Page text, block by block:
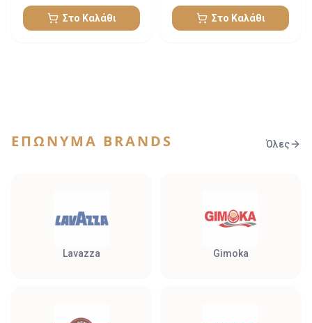
Στο Καλάθι Στο Καλάθι
ΕΠΏΝΥΜΑ BRANDS Όλες
Lavazza Gimoka